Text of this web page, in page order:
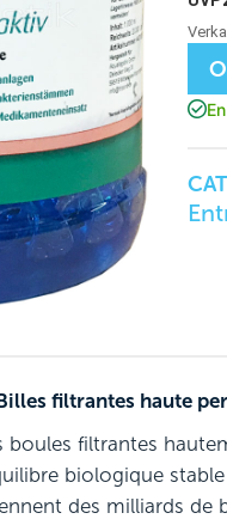
filtrantes haute
filtrantes
biologique
des milliards